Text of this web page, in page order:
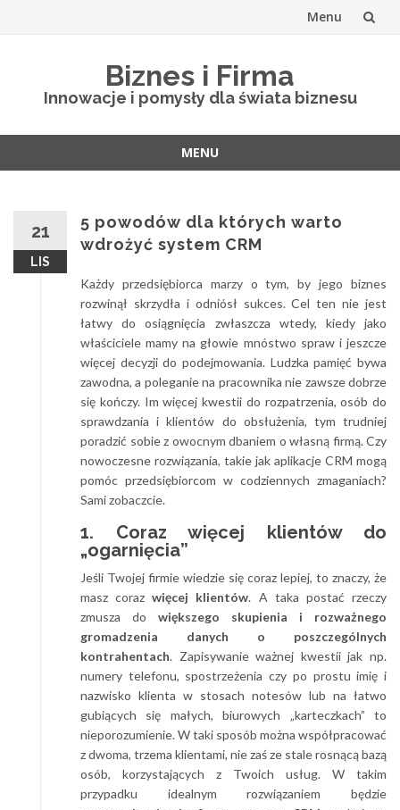
Menu
Biznes i Firma
Innowacje i pomysły dla świata biznesu
MENU
21
LIS
5 powodów dla których warto
wdrożyć system CRM
Każdy przedsiębiorca marzy o tym, by jego biznes
rozwinął skrzydła i odniósł sukces. Cel ten nie jest
łatwy do osiągnięcia zwłaszcza wtedy, kiedy jako
właściciele mamy na głowie mnóstwo spraw i jeszcze
więcej decyzji do podejmowania. Ludzka pamięć bywa
zawodna, a poleganie na pracownika nie zawsze dobrze
się kończy. Im więcej kwestii do rozpatrzenia, osób do
sprawdzania i klientów do obsłużenia, tym trudniej
poradzić sobie z owocnym dbaniem o własną firmą. Czy
nowoczesne rozwiązania, takie jak aplikacje CRM mogą
pomóc przedsiębiorcom w codziennych zmaganiach?
Sami zobaczcie.
1. Coraz więcej klientów do
„ogarnięcia”
Jeśli Twojej firmie wiedzie się coraz lepiej, to znaczy, że
masz corazwięcej klientów. A taka postać rzeczy
zmusza do większego skupienia i rozważnego
gromadzenia danych o poszczególnych
kontrahentach. Zapisywanie ważnej kwestii jak np.
numery telefonu, spostrzeżenia czy po prostu imię i
nazwisko klienta w stosach notesów lub na łatwo
gubiących się małych, biurowych „karteczkach” to
nieporozumienie. W taki sposób można współpracować
z dwoma, trzema klientami, nie zaś ze stale rosnącą bazą
osób, korzystających z Twoich usług. W takim
przypadku idealnym rozwiązaniem będzie